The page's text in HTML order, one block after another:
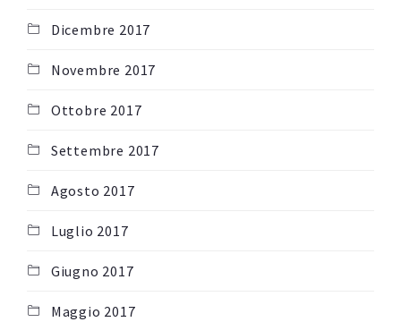
Dicembre 2017
Novembre 2017
Ottobre 2017
Settembre 2017
Agosto 2017
Luglio 2017
Giugno 2017
Maggio 2017